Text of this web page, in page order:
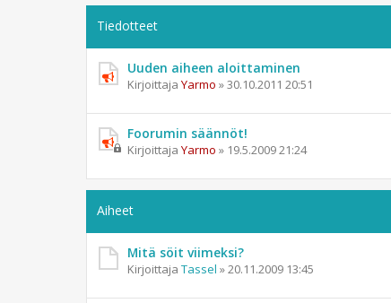
Tiedotteet
Uuden aiheen aloittaminen
Kirjoittaja Yarmo »30.10.2011 20:51
Foorumin säännöt!
Kirjoittaja Yarmo » 19.5.2009 21:24
Aiheet
Mitä söit viimeksi?
Kirjoittaja Tassel »20.11.2009 13:45